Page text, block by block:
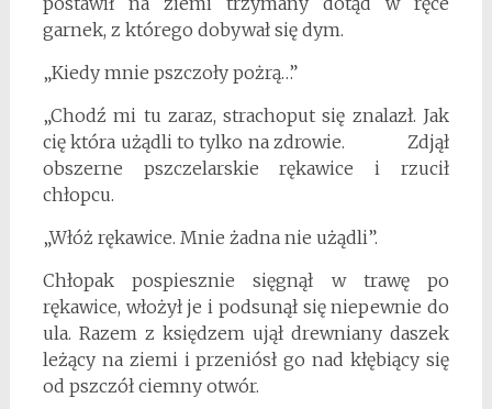
garnek, z którego dobywał się dym.
„Kiedy mnie pszczoły pożrą…”
„Chodź mi tu zaraz, strachoput się znalazł. Jak
cię która użądli to tylko na zdrowie. Zdjął
obszerne pszczelarskie rękawice i rzucił
chłopcu.
„Włóż rękawice. Mnie żadna nie użądli”.
Chłopak pospiesznie sięgnął w trawę po
rękawice, włożył je i podsunął się niepewnie do
ula. Razem z księdzem ujął drewniany daszek
leżący na ziemi i przeniósł go nad kłębiący się
od pszczół ciemny otwór.